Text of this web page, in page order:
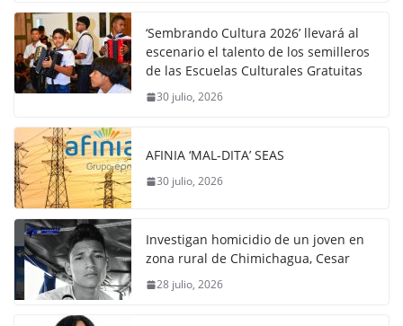
‘Sembrando Cultura 2026’ llevará al
escenario el talento de los semilleros
de las Escuelas Culturales Gratuitas
30 julio, 2026
AFINIA ‘MAL-DITA’ SEAS
30 julio, 2026
Investigan homicidio de un joven en
zona rural de Chimichagua, Cesar
28 julio, 2026